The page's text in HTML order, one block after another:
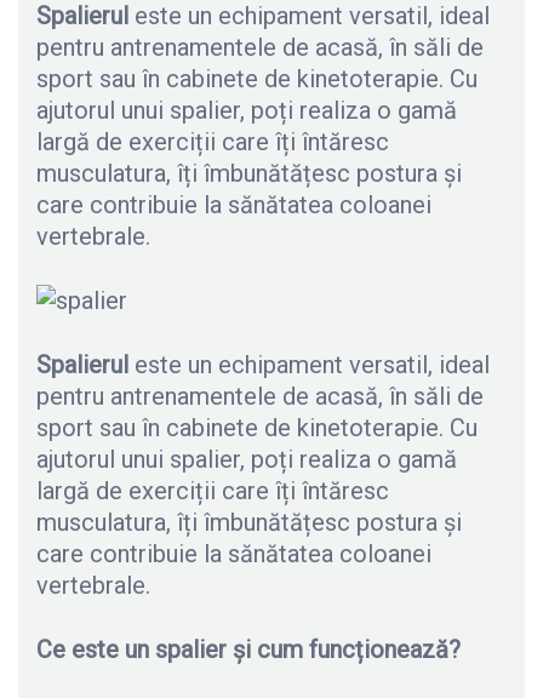
Spalierul este un echipament versatil, ideal
pentru antrenamentele de acasă, în săli de
sport sau în cabinete de kinetoterapie. Cu
ajutorul unui spalier, poți realiza o gamă
largă de exerciții care îți întăresc
musculatura, îți îmbunătățesc postura și
care contribuie la sănătatea coloanei
vertebrale.
Spalierul este un echipament versatil, ideal
pentru antrenamentele de acasă, în săli de
sport sau în cabinete de kinetoterapie. Cu
ajutorul unui spalier, poți realiza o gamă
largă de exerciții care îți întăresc
musculatura, îți îmbunătățesc postura și
care contribuie la sănătatea coloanei
vertebrale.
Ce este un spalier și cum funcționează?